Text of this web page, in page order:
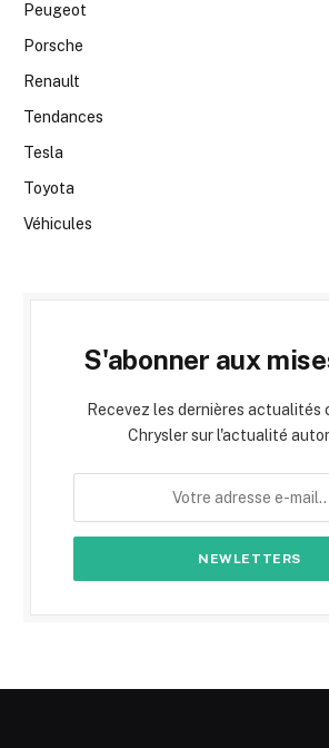
Peugeot
Porsche
Renault
Tendances
Tesla
Toyota
Véhicules
S'abonner aux
Recevez les dernières actualités
Chrysler sur l'actualité